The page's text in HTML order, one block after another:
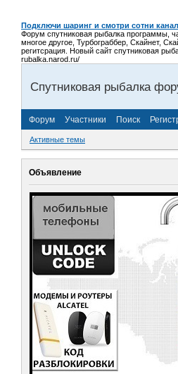
Подключи шаринг и смотри сотни
Форум спутниковая рыбалка программы,
многое другое, Турбограббер, Скайнет,
регитсрация. Новый сайт спутниковая
rubalka.narod.ru/
Спутниковая рыбалка
Форум Участники Поиск
Активные темы
Объявление